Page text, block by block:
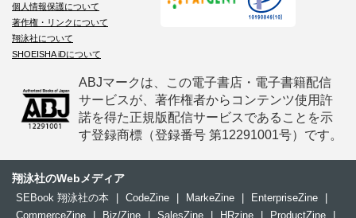
個人情報保護について
著作権・リンクについて
翔泳社について
SHOEISHA iDについて
ABJマークは、この電子書店・電子書籍配信
サービスが、著作権者からコンテンツ使用許
諾を得た正規版配信サービスであることを示
す登録商標（登録番号 第12291001号）です。
翔泳社のWebメディア
SEBook 翔泳社の本 | CodeZine | MarkeZine | EnterpriseZine
|
CommerceZine
| Biz/Zine | SalesZine | HRzine | ProductZine |